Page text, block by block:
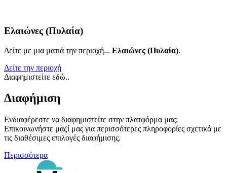
Ελαιώνες (Πυλαία)
Δείτε με μια ματιά την περιοχή... Ελαιώνες (Πυλαία).
Δείτε την περιοχή
Διαφημιστείτε εδώ..
Διαφήμιση
Ενδιαφέρεστε να διαφημιστείτε στην πλατφόρμα μας;
Επικοινωνήστε μαζί μας για περισσότερες πληροφορίες σχετικά με
τις διαθέσιμες επιλογές διαφήμισης.
Περισσότερα